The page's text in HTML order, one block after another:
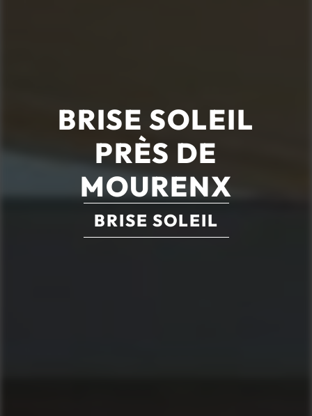
BRISE SOLEIL
PRÈS DE
MOURENX
BRISE SOLEIL